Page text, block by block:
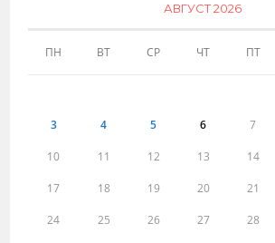
АВГУСТ 2026
ПН ВТ СР ЧТ ПТ
3 4 5 6 7
10 11 12 13 14
17 18 19 20 21
24 25 26 27 28